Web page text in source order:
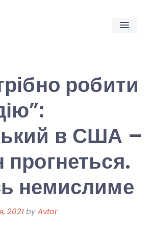
робити
в США –
немислиме
2021byAvtor